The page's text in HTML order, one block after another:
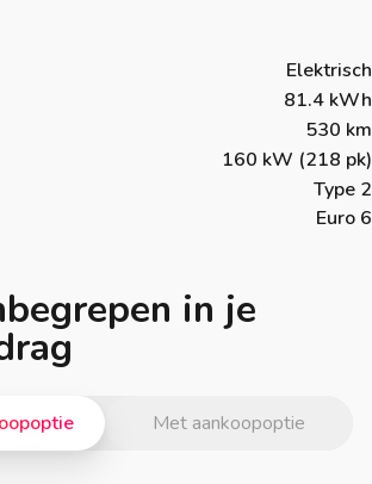
Elektrisch
81.4 kWh
530 km
160 kW (218 pk)
Type 2
Euro 6
in je
Met aankoopoptie